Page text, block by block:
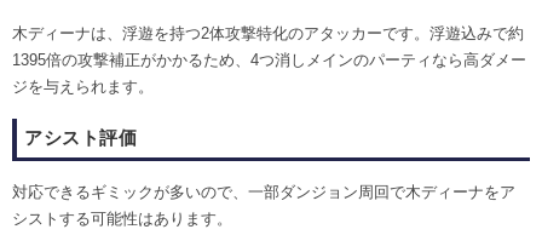
木ディーナは、浮遊を持つ2体攻撃特化のアタッカーです。浮遊込みで約
1395倍の攻撃補正がかかるため、4つ消しメインのパーティなら高ダメー
ジを与えられます。
アシスト評価
対応できるギミックが多いので、一部ダンジョン周回で木ディーナをア
シストする可能性はあります。